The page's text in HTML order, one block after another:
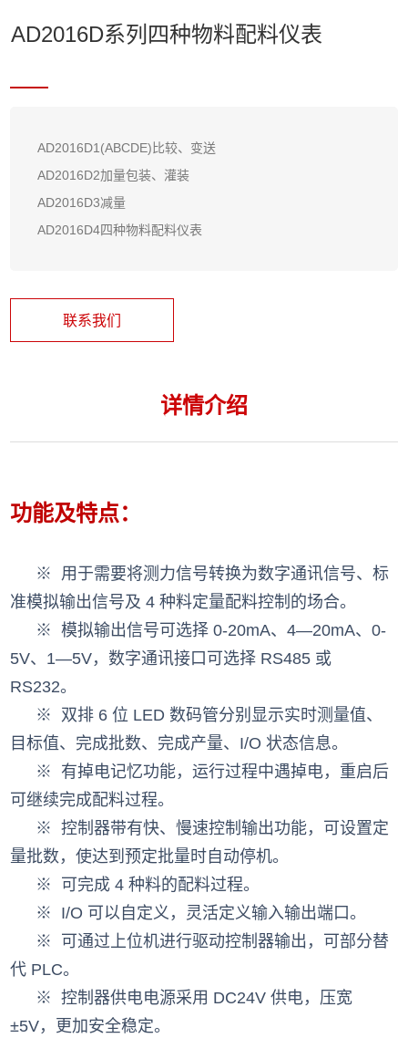
AD2016D系列四种物料配料仪表
AD2016D1(ABCDE)比较、变送
AD2016D2加量包装、灌装
AD2016D3减量
AD2016D4四种物料配料仪表
联系我们
详情介绍
功能及特点：
※ 用于需要将测力信号转换为数字通讯信号、标
准模拟输出信号及 4 种料定量配料控制的场合。
※ 模拟输出信号可选择 0-20mA、4—20mA、0-
5V、1—5V，数字通讯接口可选择 RS485 或
RS232。
※ 双排 6 位 LED 数码管分别显示实时测量值、
目标值、完成批数、完成产量、I/O 状态信息。
※ 有掉电记忆功能，运行过程中遇掉电，重启后
可继续完成配料过程。
※ 控制器带有快、慢速控制输出功能，可设置定
量批数，使达到预定批量时自动停机。
※ 可完成 4 种料的配料过程。
※ I/O 可以自定义，灵活定义输入输出端口。
※ 可通过上位机进行驱动控制器输出，可部分替
代 PLC。
※ 控制器供电电源采用 DC24V 供电，压宽
±5V，更加安全稳定。